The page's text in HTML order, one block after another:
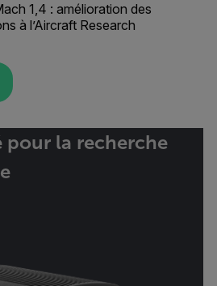
1,4 : amélioration des
à l’Aircraft Research
pour la recherche